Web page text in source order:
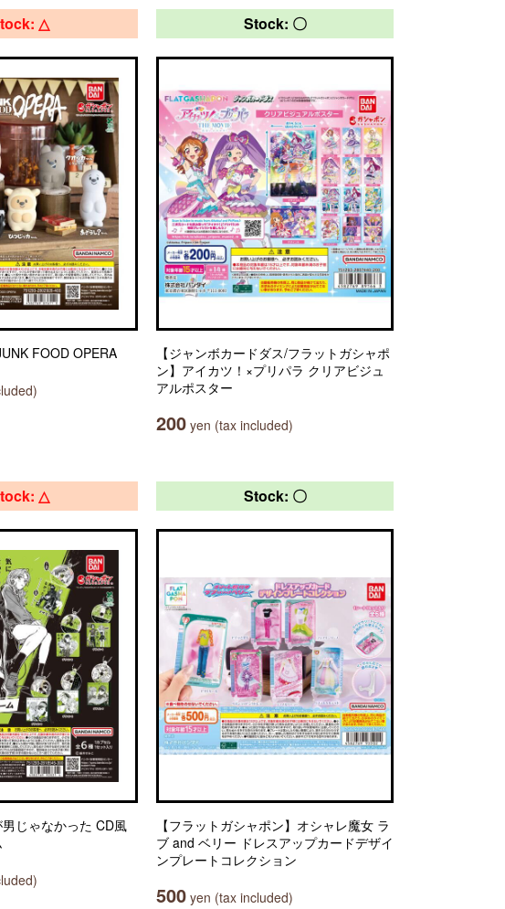
△
FOOD OPERA
Stock: 〇
【ジャンボカードダス/フラットガシャポ
ン】アイカツ！×プリパラ クリアビジュ
アルポスター
200 yen (tax included)
△
じゃなかった CD風
Stock: 〇
【フラットガシャポン】オシャレ魔女 ラ
ブ and ベリー ドレスアップカードデザイ
ンプレートコレクション
500 yen (tax included)